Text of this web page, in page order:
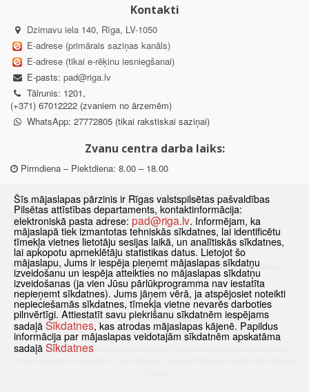
Kontakti
Dzirnavu iela 140, Rīga, LV-1050
E-adrese (primārais saziņas kanāls)
E-adrese (tikai e-rēķinu iesniegšanai)
E-pasts: pad@riga.lv
Tālrunis: 1201,
(+371) 67012222 (zvaniem no ārzemēm)
WhatsApp: 27772805 (tikai rakstiskai saziņai)
Zvanu centra darba laiks:
Pirmdiena – Piektdiena: 8.00 – 18.00
Departamenta darba laiks:
Pirmdiena, Ceturtdiena: 8.30 – 18.00
Otrdiena, Trešdiena: 8.30 – 17.00
Piektdiena: 8.30 – 15.00
Klātienes konsultācijas pieejamas tikai ar iepriekšēju pierakstu.
Sākums Jaunumi Biežāk uzdotie jautājumi
Lapas karte
Sīkdatnes
Kontakti
© 2021 Rīgas valstspilsētas pašvaldības Pilsētas attīstības departaments.
Šīs mājaslapas pārzinis ir Rīgas valstspilsētas pašvaldības
Pilsētas attīstības departaments, kontaktinformācija:
elektroniskā pasta adrese: pad@riga.lv. Informējam, ka
mājaslapā tiek izmantotas tehniskās sīkdatnes, lai identificētu
tīmekļa vietnes lietotāju sesijas laikā, un analītiskās sīkdatnes,
lai apkopotu apmeklētāju statistikas datus. Lietojot šo
mājaslapu, Jums ir iespēja pieņemt mājaslapas sīkdatņu
izveidošanu un iespēja atteikties no mājaslapas sīkdatņu
izveidošanas (ja vien Jūsu pārlūkprogramma nav iestatīta
nepieņemt sīkdatnes). Jums jāņem vērā, ja atspējosiet noteikti
nepieciešamās sīkdatnes, tīmekļa vietne nevarēs darboties
pilnvērtīgi. Attiestatīt savu piekrišanu sīkdatnēm iespējams
sadaļā Sīkdatnes, kas atrodas mājaslapas kājenē. Papildus
informācija par mājaslapas veidotajām sīkdatnēm apskatāma
sadaļā Sīkdatnes